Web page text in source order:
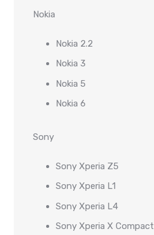
Nokia
Nokia 2.2
Nokia 3
Nokia 5
Nokia 6
Sony
Sony Xperia Z5
Sony Xperia L1
Sony Xperia L4
Sony Xperia X Compact